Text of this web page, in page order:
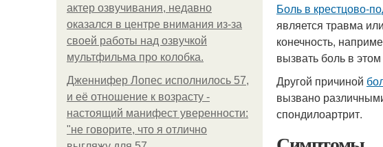
актер озвучивания, недавно
оказался в центре внимания из-за
своей работы над озвучкой
мультфильма про колобка.
Дженнифер Лопес исполнилось 57,
и её отношение к возрасту -
настоящий манифест уверенности:
"не говорите, что я отлично
Боль в крестцово-
является травма
конечность,
вызвать боль в этом
Другой причиной
вызвано
спондилоартрит.